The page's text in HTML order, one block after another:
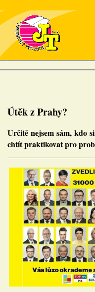
Útěk z Prahy?
Určitě nejsem sám, kdo
chtít praktikovat pro